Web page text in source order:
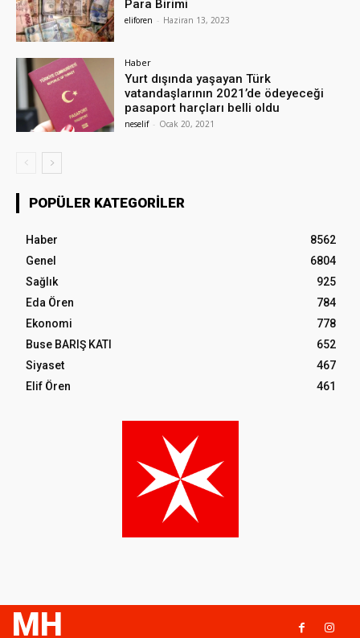
Para Birimi
eliforen - Haziran 13, 2023
Haber
Yurt dışında yaşayan Türk
vatandaşlarının 2021’de ödeyeceği
pasaport harçları belli oldu
neselif - Ocak 20, 2021
POPÜLER KATEGORILER
Haber
8562
Genel
6804
Sağlık
925
Eda Ören
784
Ekonomi
778
Buse BARIŞ KATI
652
Siyaset
467
Elif Ören
461
MH